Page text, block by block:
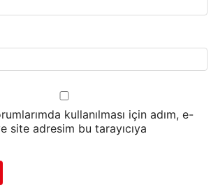
kullanılması için adım, e-
site adresim bu tarayıcıya